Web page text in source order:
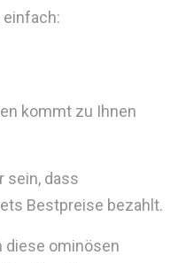
einfach:
kommt zu Ihnen
sein, dass
Bestpreise bezahlt.
diese ominösen